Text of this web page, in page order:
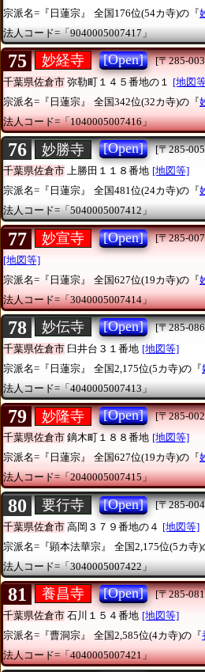
宗派名=『日蓮宗』
全国176位(54カ寺)の『
法人コード=「9040005007417」
75 妙経寺 [Open]
[〒285-
千葉県佐倉市 弥勒町１４５番地の１
[地図
宗派名=『日蓮宗』
全国342位(32カ寺)の『
法人コード=「1040005007416」
76 妙勝寺 [Open]
[〒285-
千葉県佐倉市 上勝田１１８番地 [地図等]
宗派名=『日蓮宗』
全国481位(24カ寺)の『
法人コード=「5040005007412」
77 妙宣寺 [Open] [〒285-
[地図等]
宗派名=『日蓮宗』
全国627位(19カ寺)の『
法人コード=「3040005007414」
78 妙伝寺 [Open]
[〒285-
千葉県佐倉市 臼井台３１番地 [地図等]
宗派名=『日蓮宗』
全国2,175位(5カ寺)の『
法人コード=「4040005007413」
79 妙隆寺 [Open]
[〒285-
千葉県佐倉市 鏑木町１８８番地 [地図等]
宗派名=『日蓮宗』
全国627位(19カ寺)の『
法人コード=「2040005007415」
80 要行寺 [Open]
[〒285-
千葉県佐倉市 高岡３７９番地の４ [地図等]
宗派名=『顕本法華宗』
全国2,175位(5カ寺)
法人コード=「3040005007422」
81 養昌寺 [Open]
[〒285-
千葉県佐倉市 石川１５４番地 [地図等]
宗派名=『曹洞宗』
全国2,585位(4カ寺)の『
法人コード=「4040005007421」